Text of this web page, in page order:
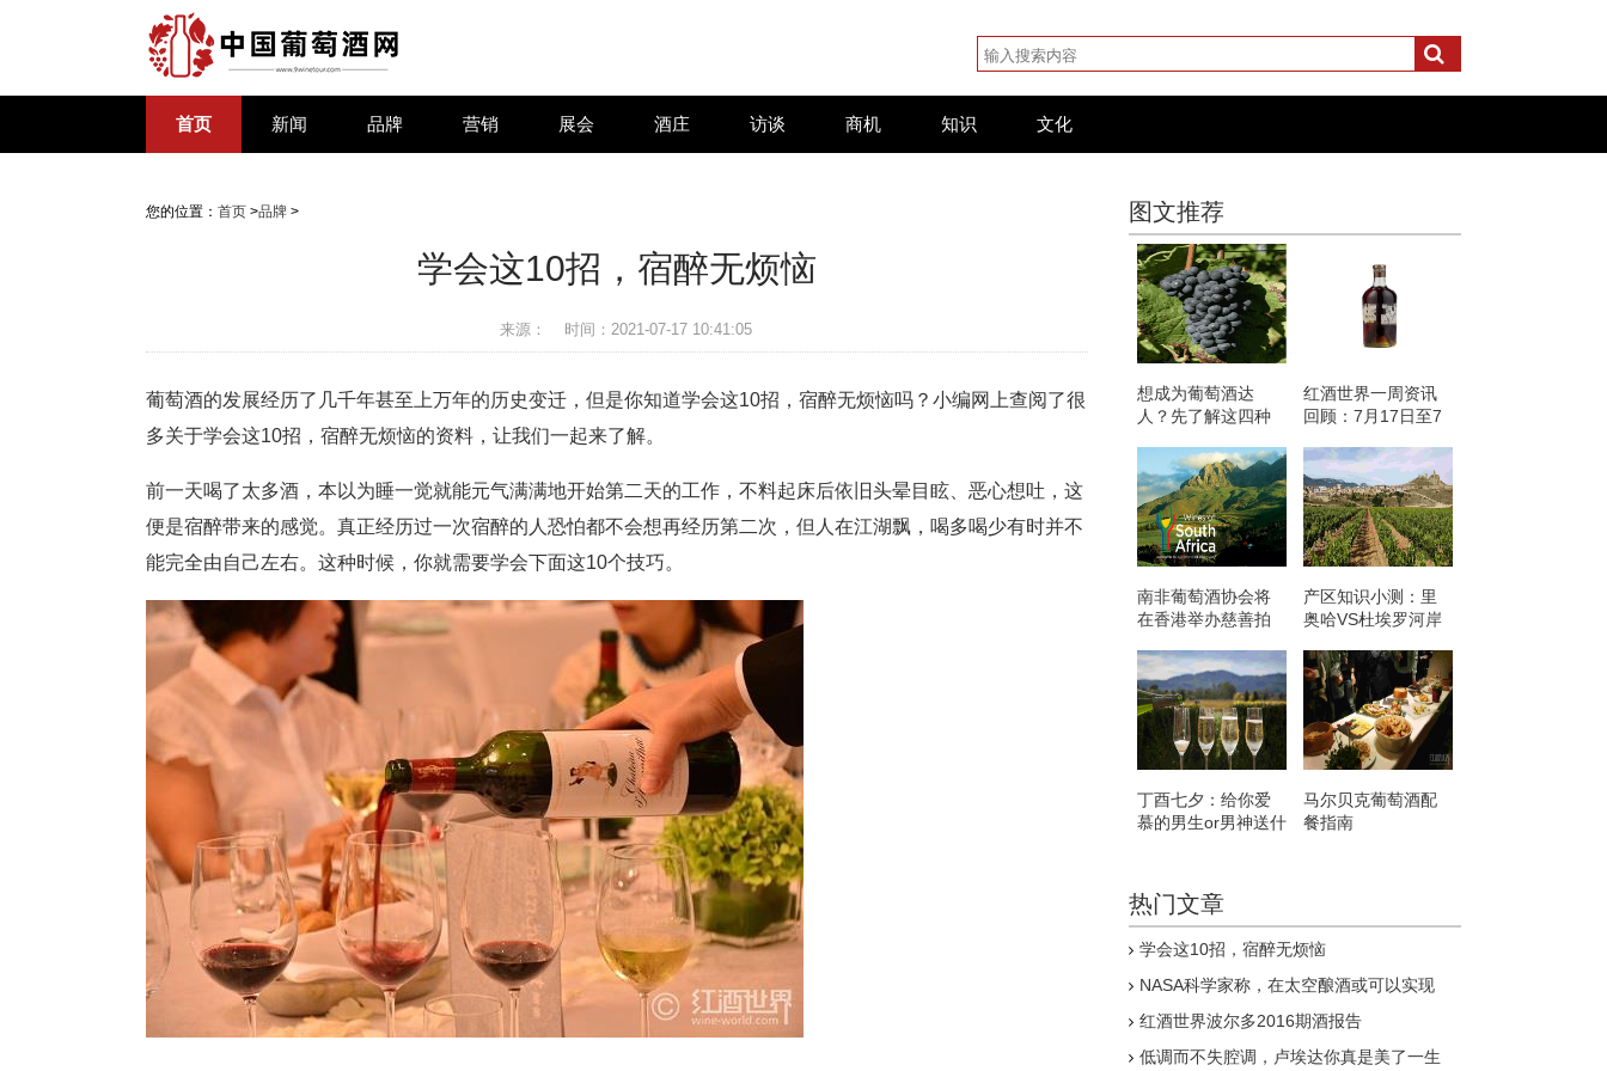
首页 新闻 品牌 营销 展会 酒庄 访谈 商机 知识 文化
您的位置： 首页 >品牌 >
学会这10招，宿醉无烦恼
来源： 时间：2021-07-17 10:41:05
葡萄酒的发展经历了几千年甚至上万年的历史变迁，但是你知道学会这10招，宿醉无烦恼吗？小编网上查阅了很
多关于学会这10招，宿醉无烦恼的资料，让我们一起来了解。
前一天喝了太多酒，本以为睡一觉就能元气满满地开始第二天的工作，不料起床后依旧头晕目眩、恶心想吐，这
便是宿醉带来的感觉。真正经历过一次宿醉的人恐怕都不会想再经历第二次，但人在江湖飘，喝多喝少有时并不
能完全由自己左右。这种时候，你就需要学会下面这10个技巧。
图文推荐
想成为葡萄酒达
人？先了解这四种
红酒世界一周资讯
回顾：7月17日至7
南非葡萄酒协会将
在香港举办慈善拍
产区知识小测：里
奥哈VS杜埃罗河岸
丁酉七夕：给你爱
慕的男生or男神送什
马尔贝克葡萄酒配
餐指南
热门文章
学会这10招，宿醉无烦恼
NASA科学家称，在太空酿酒或可以实现
红酒世界波尔多2016期酒报告
低调而不失腔调，卢埃达你真是美了一生